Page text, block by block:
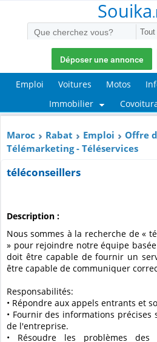
Souika
Déposer une annonce
Emploi Voitures Motos
Immobilier
Maroc Rabat Emploi
Offre
Télémarketing - Téléservices
téléconseillers
Description :
Nous sommes à la recherche de « téléconseillers expérimentés
» pour rejoindre notre équipe
doit être capable de fournir un
être capable de communiquer
Responsabilités:
• Répondre aux appels entrants et
• Fournir des informations
de l'entreprise.
• Résoudre les problèmes